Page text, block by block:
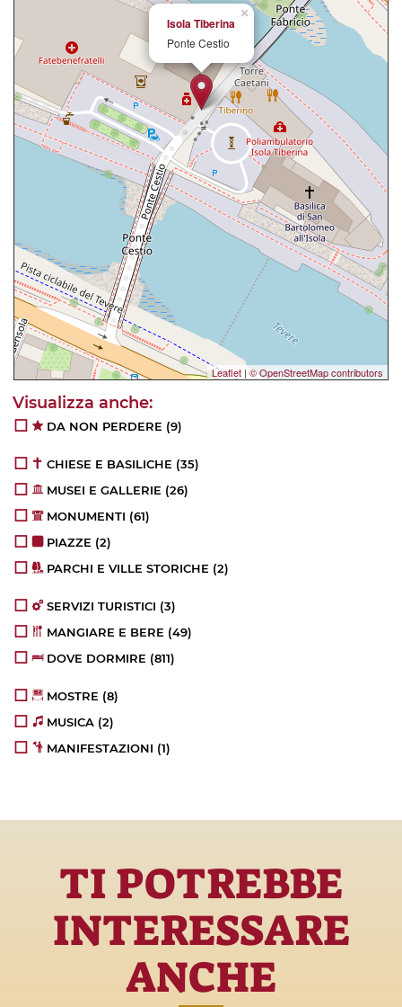
×
Isola Tiberina
Ponte Cestio
Leaflet | © OpenStreetMap contributors
DA NON PERDERE (9)
CHIESE E BASILICHE (35)
MUSEI E GALLERIE (26)
MONUMENTI (61)
PIAZZE (2)
PARCHI E VILLE STORICHE (2)
SERVIZI TURISTICI (3)
MANGIARE E BERE (49)
DOVE DORMIRE (811)
MOSTRE (8)
MUSICA (2)
MANIFESTAZIONI (1)
TI POTREBBE
INTERESSARE
ANCHE